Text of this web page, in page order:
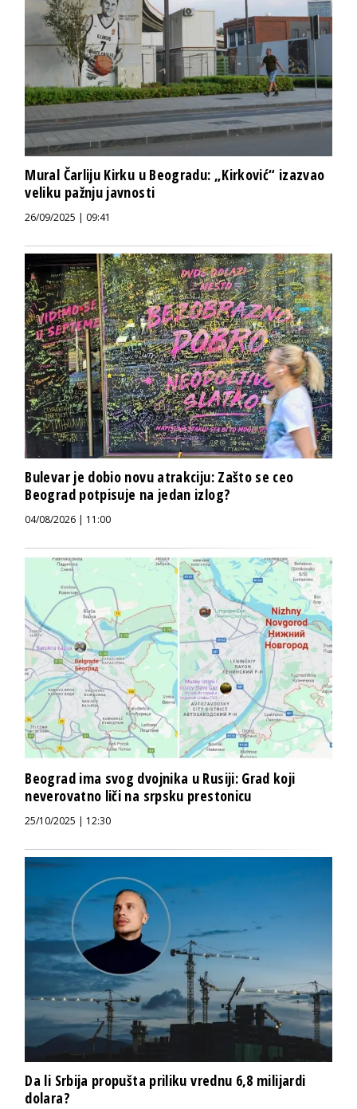
Mural Čarliju Kirku u Beogradu: „Kirković“ izazvao
veliku pažnju javnosti
26/09/2025 | 09:41
Bulevar je dobio novu atrakciju: Zašto se ceo
Beograd potpisuje na jedan izlog?
04/08/2026 | 11:00
Beograd ima svog dvojnika u Rusiji: Grad koji
neverovatno liči na srpsku prestonicu
25/10/2025 | 12:30
Da li Srbija propušta priliku vrednu 6,8 milijardi
dolara?